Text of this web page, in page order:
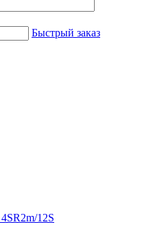
Быстрый заказ
12S